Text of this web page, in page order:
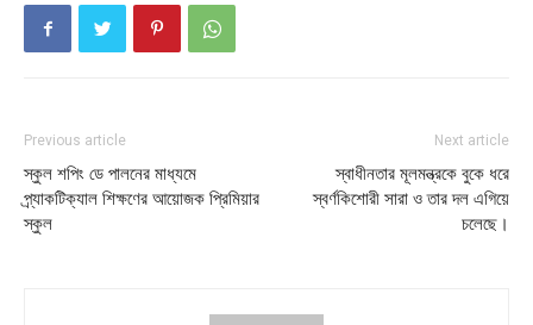
Previous article
স্কুল শপিং ডে পালনের মাধ্যমে
প্র্যাকটিক্যাল শিক্ষণের আয়োজক প্রিমিয়ার
স্কুল
Next article
স্বাধীনতার মূলমন্ত্রকে বুকে ধরে
স্বর্ণকিশোরী সারা ও তার দল এগিয়ে
চলেছে।